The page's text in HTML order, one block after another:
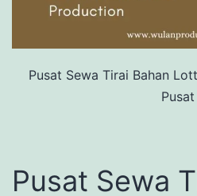
Pusat Sewa Tirai Bahan
Pusat
Pusat Sewa